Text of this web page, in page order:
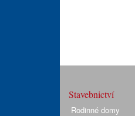
Stavebnictví
Rodinné domy